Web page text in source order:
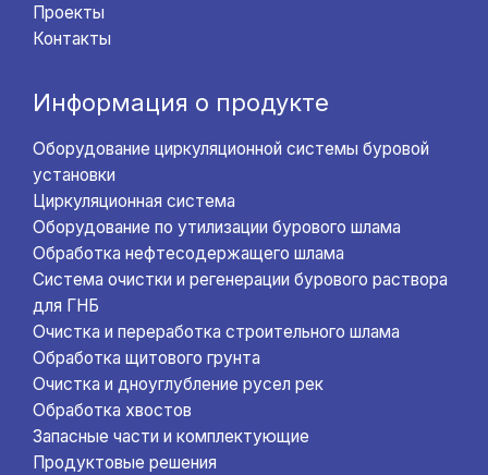
Проекты
Контакты
Информация о продукте
Оборудование циркуляционной системы буровой
установки
Циркуляционная система
Оборудование по утилизации бурового шлама
Обработка нефтесодержащего шлама
Система очистки и регенерации бурового раствора
для ГНБ
Очистка и переработка строительного шлама
Обработка щитового грунта
Очистка и дноуглубление русел рек
Обработка хвостов
Запасные части и комплектующие
Продуктовые решения